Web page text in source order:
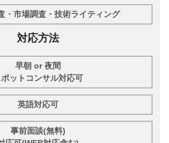
・市場調査・技術ライティング
対応方法
早朝 or 夜間
ポットコンサル対応可
英語対応可
事前面談(無料)